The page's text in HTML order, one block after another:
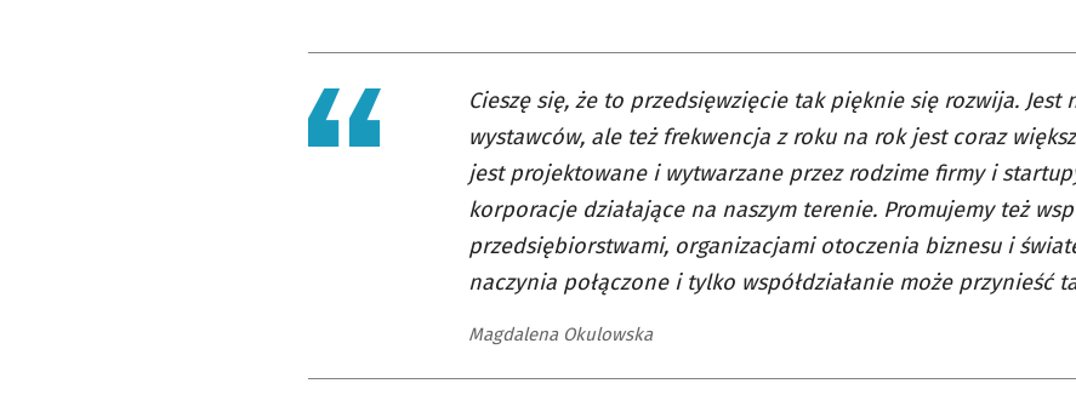
Cieszę się, że to przedsięwzięcie tak pięknie się rozwija.
wystawców, ale też frekwencja z roku na rok jest coraz
jest projektowane i wytwarzane przez rodzime firmy i
korporacje działające na naszym terenie. Promujemy też
przedsiębiorstwami, organizacjami otoczenia biznesu i
naczynia połączone i tylko współdziałanie może przynieść
Magdalena Okulowska